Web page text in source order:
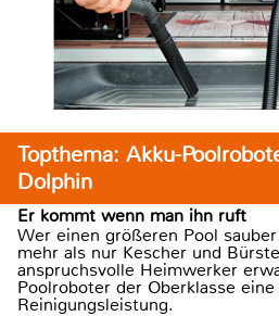
Topthema: Akku-
Dolphin
Er kommt wenn man ihn ruft
Wer einen größeren Pool
mehr als nur Kescher und
anspruchsvolle Heimwerker
Poolroboter der Oberklasse
Reinigungsleistung.